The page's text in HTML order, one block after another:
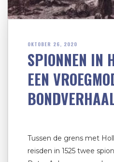
OKTOBER 26, 2020
SPIONNEN IN
EEN
Tussen de grens met
reisden in 1525 twee